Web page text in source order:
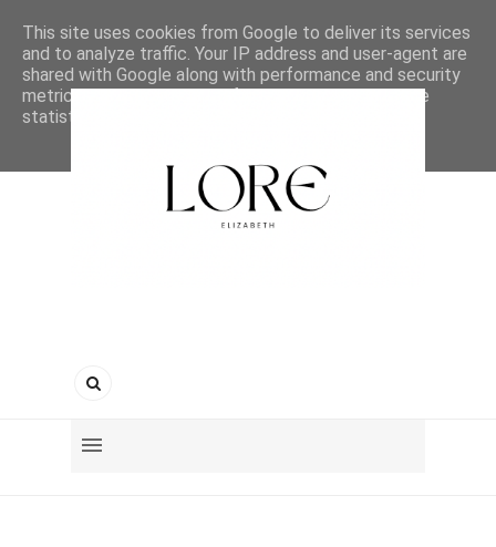
This site uses cookies from Google to deliver its services
and to analyze traffic. Your IP address and user-agent are
shared with Google along with performance and security
metrics to ensure quality of service, generate usage
statistics, and to detect and address abuse.